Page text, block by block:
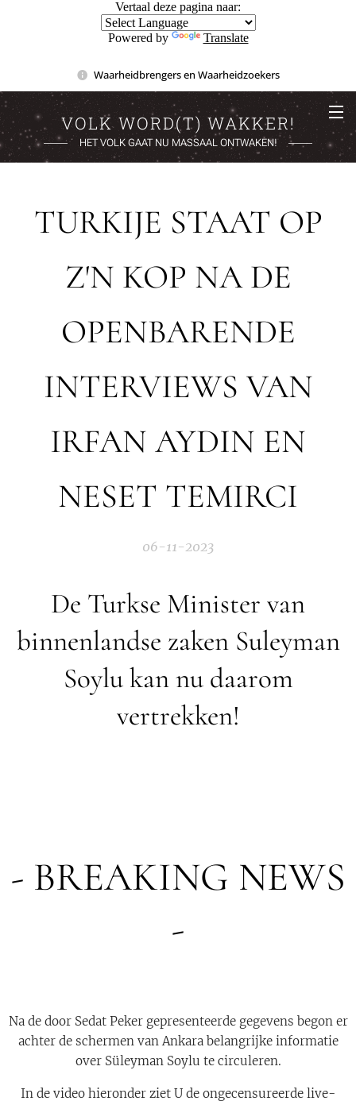
Vertaal deze pagina naar:
Powered by Translate
Waarheidbrengers en Waarheidzoekers
VOLK WORD(T) WAKKER!
HET VOLK GAAT NU MASSAAL ONTWAKEN!
TURKIJE STAAT OP
Z'N KOP NA DE
OPENBARENDE
INTERVIEWS VAN
IRFAN AYDIN EN
NESET TEMIRCI
06-11-2023
De Turkse Minister van
binnenlandse zaken Suleyman
Soylu kan nu daarom
vertrekken!
- BREAKING NEWS
-
Na de door Sedat Peker gepresenteerde gegevens begon er
achter de schermen van Ankara belangrijke informatie
over Süleyman Soylu te circuleren.
In de video hieronder ziet U de ongecensureerde live-